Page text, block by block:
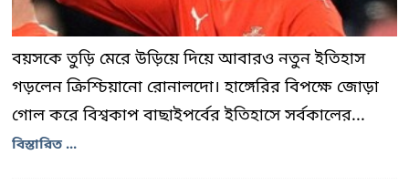
বয়সকে তুড়ি মেরে উড়িয়ে দিয়ে আবারও নতুন ইতিহাস
গড়লেন ক্রিশ্চিয়ানো রোনালদো। হাঙ্গেরির বিপক্ষে জোড়া
গোল করে বিশ্বকাপ বাছাইপর্বের ইতিহাসে সর্বকালের...
বিস্তারিত ...